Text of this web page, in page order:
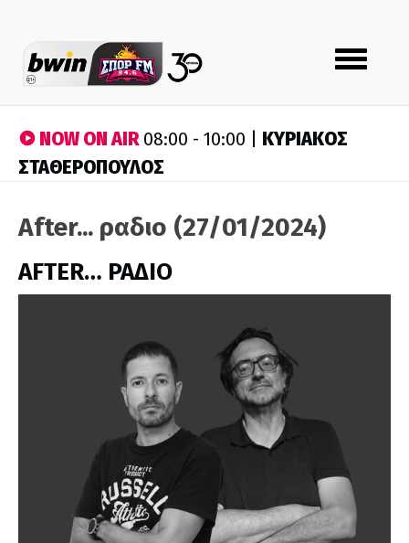
Toggle
navigation
NOW ON AIR08:00 - 10:00 | ΚΥΡΙΑΚΟΣ
ΣΤΑΘΕΡΟΠΟΥΛΟΣ
After... ραδιο (27/01/2024)
AFTER… ΡΑΔΙΟ